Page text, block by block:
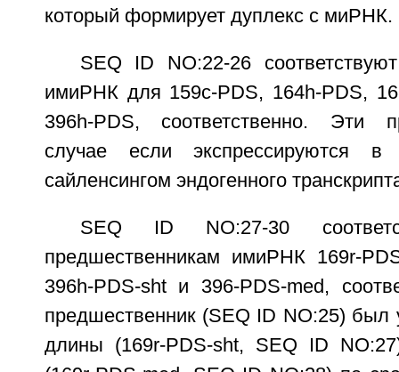
который формирует дуплекс с миРНК.
SEQ ID NO:22-26
имиРНК для 159c-PDS, 164h-PDS,
396h-PDS, соответственно. Эти
случае если экспрессируются
сайленсингом эндогенного
SEQ ID NO:27-30
предшественникам имиРНК 169r-
396h-PDS-sht и 396-PDS-med,
предшественник (SEQ ID NO:25) был
длины (169r-PDS-sht, SEQ ID